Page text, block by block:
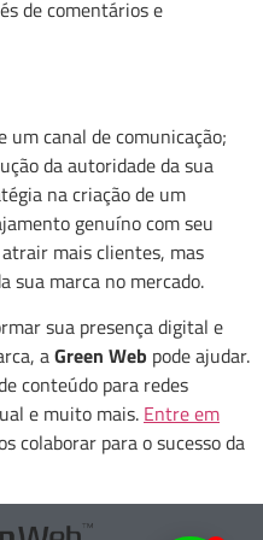
de comentários e
um canal de comunicação;
da autoridade da sua
na criação de um
genuíno com seu
mais clientes, mas
sua marca no mercado.
sua presença digital e
aGreen Web pode ajudar.
conteúdo para redes
e muito mais. Entre em
colaborar para o sucesso da